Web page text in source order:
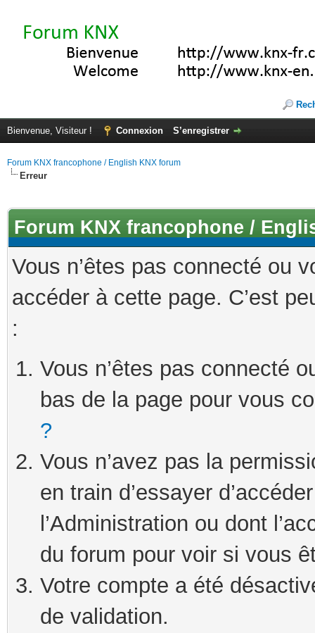
Bienvenue, Visiteur ! Connexion S’enregistrer
Forum KNX francophone / English KNX forum
Erreur
Forum KNX francophone /
Vous n’êtes pas connecté ou
accéder à cette page. C’est
:
Vous n’êtes pas connecté
bas de la page pour vous
?
Vous n’avez pas la
en train d’essayer
l’Administration ou dont
du forum pour voir si vous
Votre compte a été
de validation.